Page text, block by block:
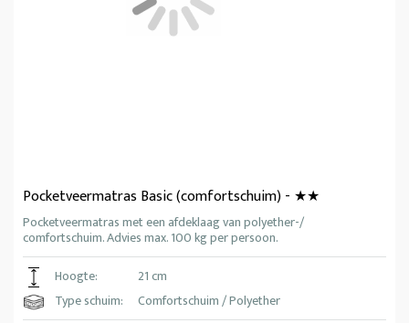
Pocketveermatras Basic (comfortschuim) - ★★
Pocketveermatras met een afdeklaag van polyether-/
comfortschuim. Advies max. 100 kg per persoon.
Hoogte:
21 cm
Type schuim:
Comfortschuim / Polyether